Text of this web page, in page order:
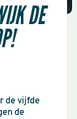
DE
de vijfde
de